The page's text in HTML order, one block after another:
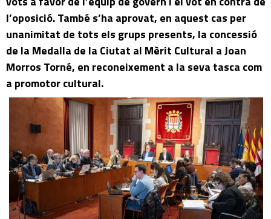
l’oposició. També s’ha aprovat, en aquest cas per
unanimitat de tots els grups presents, la concessió
de la Medalla de la Ciutat al Mèrit Cultural a Joan
Morros Torné, en reconeixement a la seva tasca com
a promotor cultural.